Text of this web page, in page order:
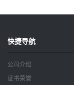
快捷导航
公司介绍
证书荣誉